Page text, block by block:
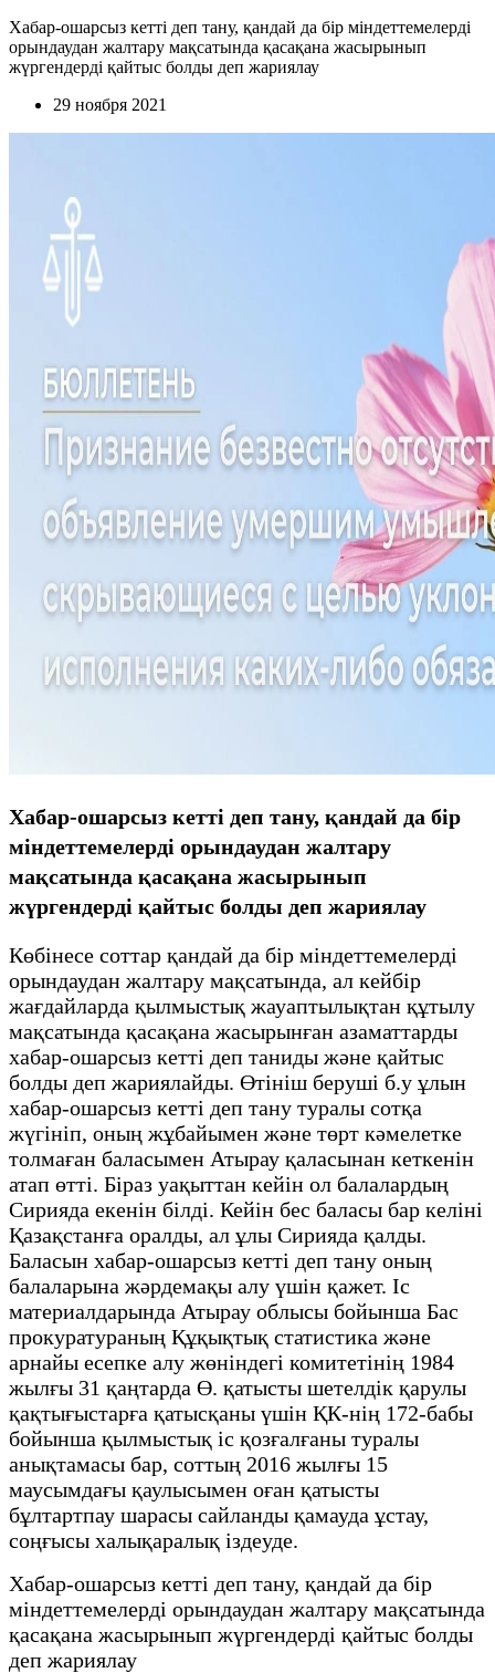
Хабар-ошарсыз кетті деп тану, қандай да бір міндеттемелерді
орындаудан жалтару мақсатында қасақана жасырынып
жүргендерді қайтыс болды деп жариялау
29 ноября 2021
Хабар-ошарсыз кетті деп тану, қандай да бір
міндеттемелерді орындаудан жалтару
мақсатында қасақана жасырынып
жүргендерді қайтыс болды деп жариялау
Көбінесе соттар қандай да бір міндеттемелерді
орындаудан жалтару мақсатында, ал кейбір
жағдайларда қылмыстық жауаптылықтан құтылу
мақсатында қасақана жасырынған азаматтарды
хабар-ошарсыз кетті деп таниды және қайтыс
болды деп жариялайды. Өтініш беруші б.у ұлын
хабар-ошарсыз кетті деп тану туралы сотқа
жүгініп, оның жұбайымен және төрт кәмелетке
толмаған баласымен Атырау қаласынан кеткенін
атап өтті. Біраз уақыттан кейін ол балалардың
Сирияда екенін білді. Кейін бес баласы бар келіні
Қазақстанға оралды, ал ұлы Сирияда қалды.
Баласын хабар-ошарсыз кетті деп тану оның
балаларына жәрдемақы алу үшін қажет. Іс
материалдарында Атырау облысы бойынша Бас
прокуратураның Құқықтық статистика және
арнайы есепке алу жөніндегі комитетінің 1984
жылғы 31 қаңтарда Ө. қатысты шетелдік қарулы
қақтығыстарға қатысқаны үшін ҚК-нің 172-бабы
бойынша қылмыстық іс қозғалғаны туралы
анықтамасы бар, соттың 2016 жылғы 15
маусымдағы қаулысымен оған қатысты
бұлтартпау шарасы сайланды қамауда ұстау,
соңғысы халықаралық іздеуде.
Хабар-ошарсыз кетті деп тану, қандай да бір
міндеттемелерді орындаудан жалтару мақсатында
қасақана жасырынып жүргендерді қайтыс болды
деп жариялау